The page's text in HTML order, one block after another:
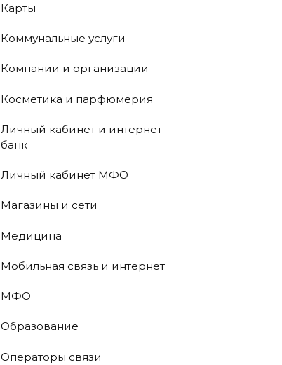
Карты
Коммунальные услуги
Компании и организации
Косметика и парфюмерия
Личный кабинет и интернет
банк
Личный кабинет МФО
Магазины и сети
Медицина
Мобильная связь и интернет
МФО
Образование
Операторы связи